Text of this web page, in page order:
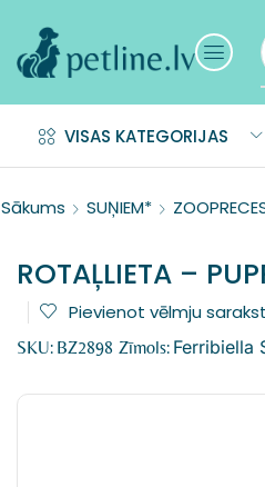
VISAS KATEGORIJAS
Sākums SUŅIEM*
ROTAĻLIETA –
Pievienot vēlmju
SKU: BZ2898 Zīmols: Ferribiella